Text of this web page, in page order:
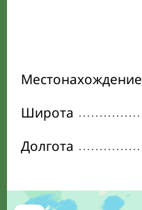
Местонахождение
Широта
Долгота